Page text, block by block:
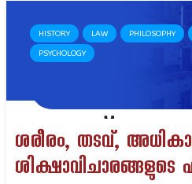
HISTORY LAW PHILOSOPHY
PSYCHOLOGY
ശരീരം, തടവ്,